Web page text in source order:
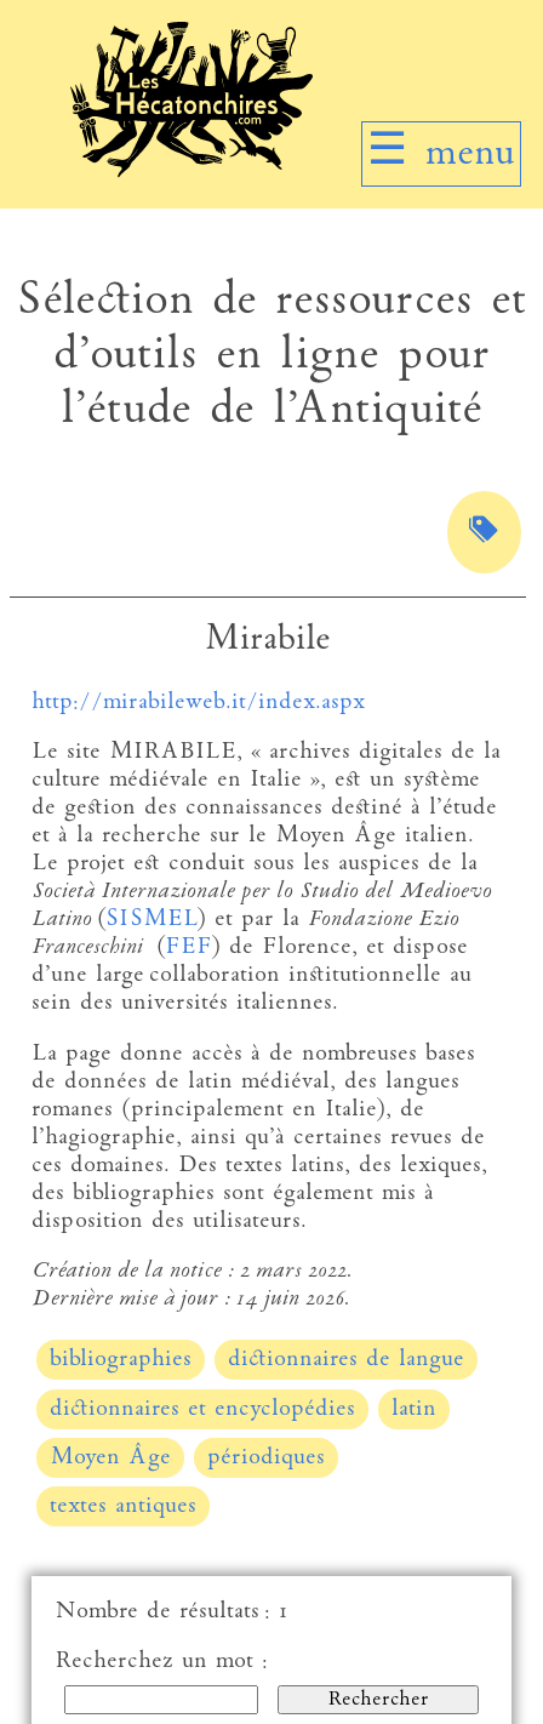
☰ menu
Sélection de ressources et
d’outils en ligne pour
l’étude de l’Antiquité
Mirabile
http://mirabileweb.it/index.aspx
Le site MIRABILE, « archives digitales de la
culture médiévale en Italie », est un système
de gestion des connaissances destiné à l’étude
et à la recherche sur le Moyen Âge italien.
Le projet est conduit sous les auspices de la
Società Internazionale per lo Studio del Medioevo
Latino (SISMEL) et par la Fondazione Ezio
Franceschini(FEF) de Florence, et dispose
d’une large collaboration institutionnelle au
sein des universités italiennes.
La page donne accès à de nombreuses bases
de données de latin médiéval, des langues
romanes (principalement en Italie), de
l’hagiographie, ainsi qu’à certaines revues de
ces domaines. Des textes latins, des lexiques,
des bibliographies sont également mis à
disposition des utilisateurs.
Création de la notice :2 mars 2022.
Dernière mise à jour :14 juin 2026.
bibliographies
dictionnaires de langue
dictionnaires et encyclopédies
latin
Moyen Âge
périodiques
textes antiques
Nombre de résultats : 1
Recherchez un mot :